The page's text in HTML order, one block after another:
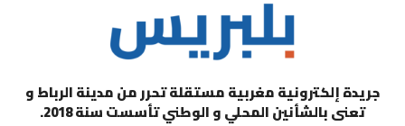
جريدة إلكترونية مغربية مستقلة تحرر من مدينة الرباط و
تعنى بالشأنين المحلي و الوطني تأسست سنة 2018.